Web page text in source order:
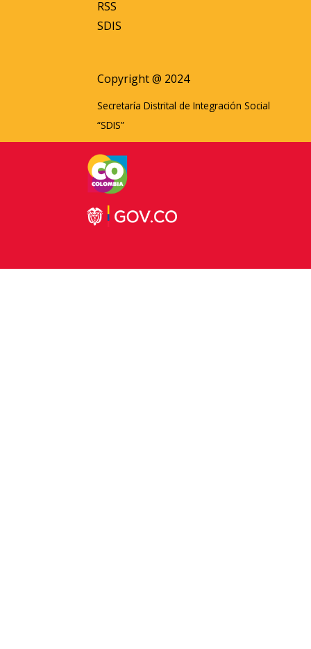
RSS
SDIS
Copyright @ 2024
Secretaría Distrital de Integración Social
“SDIS”